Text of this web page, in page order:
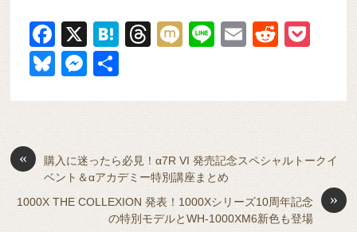
F
a
c
e
o
o
k
X
H
n
a
T
a
d
s
M
Li
E
R
di et
Bl
y
M
n
g
er
«
購入に迷ったら必見！α7R VI 発売記念スペシャルトークイ
ベント＆αアカデミー特別講座まとめ
»
1000X THE COLLEXION 発表！1000Xシリーズ10周年記念
の特別モデルとWH-1000XM6新色も登場